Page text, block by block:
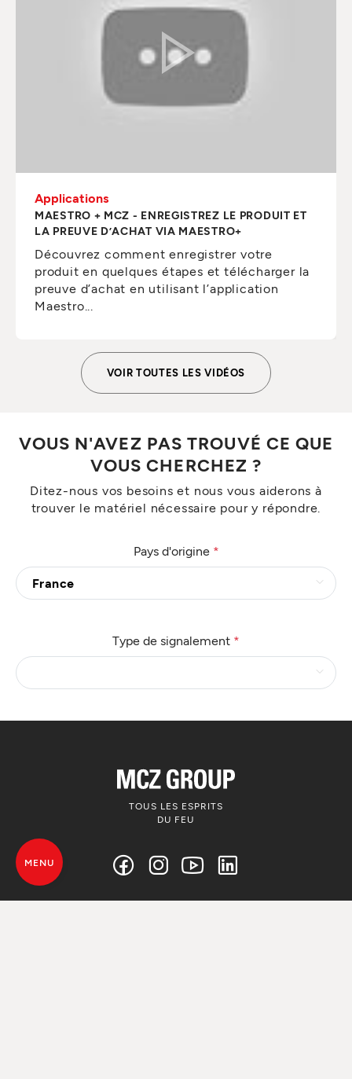
Applications
MAESTRO + MCZ - ENREGISTREZ LE PRODUIT ET
LA PREUVE D’ACHAT VIA MAESTRO+
Découvrez comment enregistrer votre
produit en quelques étapes et télécharger la
preuve d’achat en utilisant l’application
Maestro...
VOIR TOUTES LES VIDÉOS
VOUS N'AVEZ PAS TROUVÉ CE QUE
VOUS CHERCHEZ ?
Ditez-nous vos besoins et nous vous aiderons à
trouver le matériel nécessaire pour y répondre.
Pays d'origine *
Type de signalement *
TOUS LES ESPRITS
DU FEU
MENU